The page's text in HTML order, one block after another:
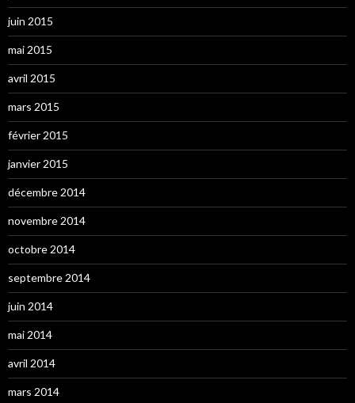
juin 2015
mai 2015
avril 2015
mars 2015
février 2015
janvier 2015
décembre 2014
novembre 2014
octobre 2014
septembre 2014
juin 2014
mai 2014
avril 2014
mars 2014